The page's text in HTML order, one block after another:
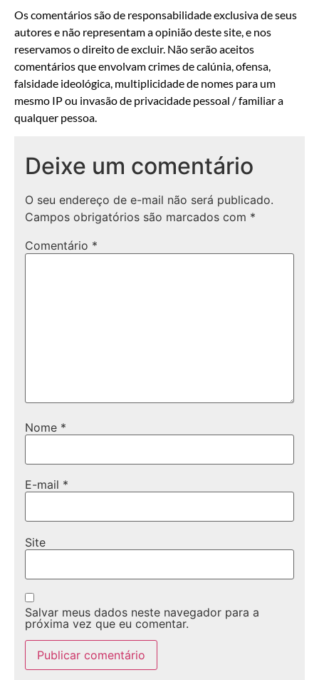
Os comentários são de responsabilidade exclusiva de seus
autores e não representam a opinião deste site, e nos
reservamos o direito de excluir. Não serão aceitos
comentários que envolvam crimes de calúnia, ofensa,
falsidade ideológica, multiplicidade de nomes para um
mesmo IP ou invasão de privacidade pessoal / familiar a
qualquer pessoa.
Deixe um comentário
O seu endereço de e-mail não será publicado.
Campos obrigatórios são marcados com *
Comentário *
Nome *
E-mail *
Site
Salvar meus dados neste navegador para a
próxima vez que eu comentar.